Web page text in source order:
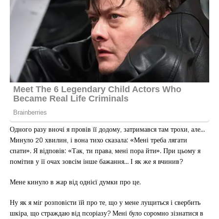
Одного разу вночі я провів її додому, затримався там трохи, але…
Минуло 20 хвилин, і вона тихо сказала: «Мені треба лягати
спати». Я відповів: «Так, ти права, мені пора йти». При цьому я
помітив у її очах зовсім інше бажання… І як же я вчинив?
Мене кинуло в жар від однієї думки про це.
Ну як я міг розповісти їй про те, що у мене лущиться і свербить
шкіра, що страждаю від псоріазу? Мені було соромно зізнатися в